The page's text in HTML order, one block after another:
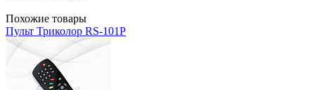
Похожие товары
Пульт Триколор RS-101P